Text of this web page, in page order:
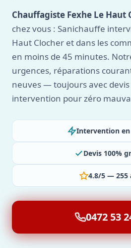
Chauffagiste Fexhe Le Haut
chez vous : Sanichauffe
Haut Clocher et dans les
en moins de 45 minutes.
urgences, réparations
neuves — toujours avec
intervention pour zéro
Intervention en
Devis 100%
4.8/5 — 255
0472 53